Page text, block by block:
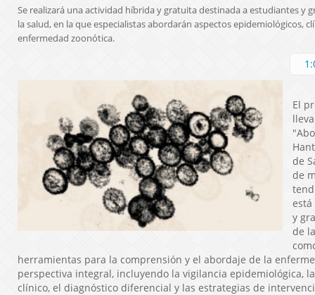
Se realizará una actividad híbrida y gratuita destinada a estudiantes y
la salud, en la que especialistas abordarán aspectos epidemiológicos,
enfermedad zoonótica.
El
de
de
y
de
herramientas para la comprensión y el abordaje de la
perspectiva integral, incluyendo la vigilancia epidemiológica,
clínico, el diagnóstico diferencial y las estrategias de